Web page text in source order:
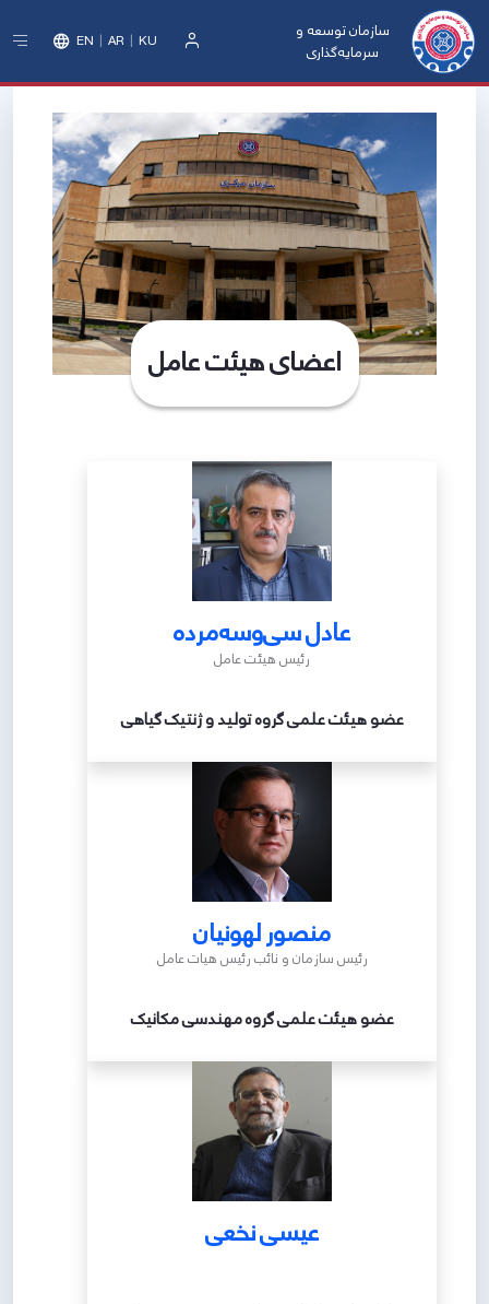
سازمان توسعه و
سرمایه‌گذاری
EN AR KU
اعضای هیئت عامل
عادل سی‌وسه‌مرده
رئیس هیئت عامل
عضو هیئت علمی گروه تولید و ژنتیک گیاهی
منصور لهونیان
رئیس سازمان و نائب رئیس هیات عامل
عضو هیئت علمی گروه مهندسی مکانیک
عیسی نخعی